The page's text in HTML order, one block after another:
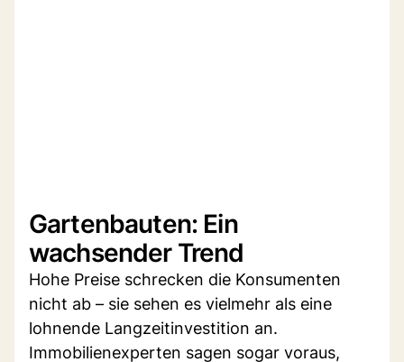
Gartenbauten: Ein
wachsender Trend
Hohe Preise schrecken die Konsumenten
nicht ab – sie sehen es vielmehr als eine
lohnende Langzeitinvestition an.
Immobilienexperten sagen sogar voraus,